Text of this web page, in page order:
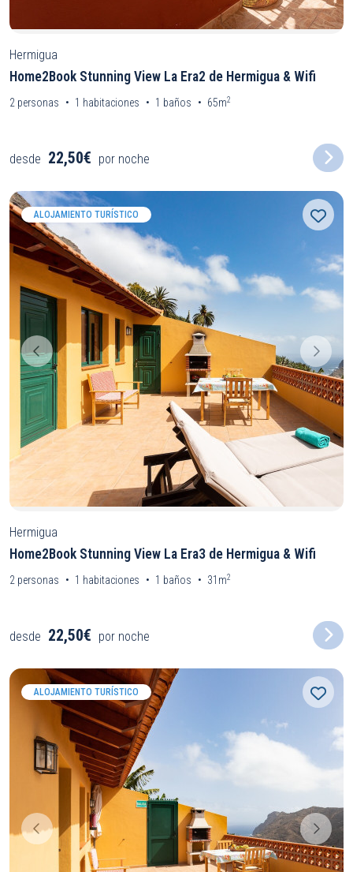
Hermigua
Home2Book Stunning View La Era2 de Hermigua & Wifi
2 personas 1 habitaciones 1 baños 65m2
desde 22,50€ por noche
ALOJAMIENTO TURÍSTICO
Hermigua
Home2Book Stunning View La Era3 de Hermigua & Wifi
2 personas 1 habitaciones 1 baños 31m2
desde 22,50€ por noche
ALOJAMIENTO TURÍSTICO